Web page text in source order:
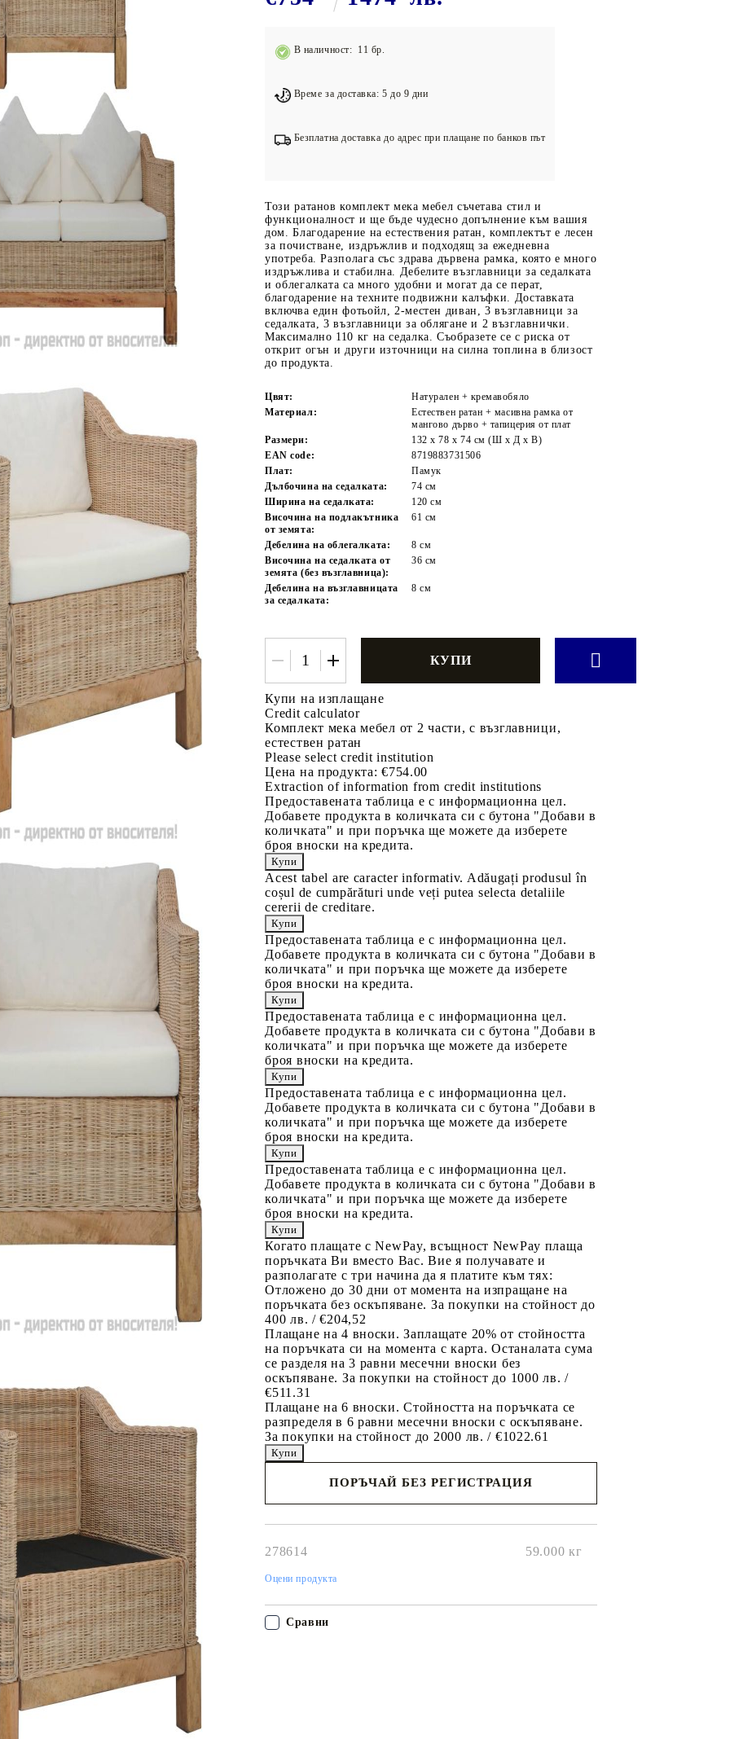
Подложки за фитнес уреди
Лостове за набиране
В наличност: 11 бр.
Време за доставка: 5 до 9 дни
Безплатна доставка до адрес при плащане по банков път
Този ратанов комплект мека мебел съчетава стил и
функционалност и ще бъде чудесно допълнение към вашия
дом. Благодарение на естествения ратан, комплектът е лесен
за почистване, издръжлив и подходящ за ежедневна
употреба. Разполага със здрава дървена рамка, която е много
издръжлива и стабилна. Дебелите възглавници за седалката
и облегалката са много удобни и могат да се перат,
благодарение на техните подвижни калъфки. Доставката
включва един фотьойл, 2-местен диван, 3 възглавници за
седалката, 3 възглавници за облягане и 2 възглавнички.
Максимално 110 кг на седалка. Съобразете се с риска от
открит огън и други източници на силна топлина в близост
до продукта.
Цвят:
Натурален + кремавобяло
Материал:
Естествен ратан + масивна рамка от
мангово дърво + тапицерия от плат
Размери:
132 x 78 x 74 см (Ш x Д x В)
EAN code:
8719883731506
Плат:
Памук
Дълбочина на седалката:
74 см
Ширина на седалката:
120 см
Височина на подлакътника
от земята:
61 см
Дебелина на облегалката:
8 см
Височина на седалката от
земята (без възглавница):
36 см
Дебелина на възглавницата
за седалката:
8 см
Купи на изплащане
Credit calculator
Комплект мека мебел от 2 части, с възглавници,
естествен ратан
Please select credit institution
Цена на продукта: €754.00
Extraction of information from credit institutions
Предоставената таблица е с информационна цел.
Добавете продукта в количката си с бутона "Добави в
количката" и при поръчка ще можете да изберете
броя вноски на кредита.
Acest tabel are caracter informativ. Adăugați produsul în
coșul de cumpărături unde veți putea selecta detaliile
cererii de creditare.
Предоставената таблица е с информационна цел.
Добавете продукта в количката си с бутона "Добави в
количката" и при поръчка ще можете да изберете
броя вноски на кредита.
Предоставената таблица е с информационна цел.
Добавете продукта в количката си с бутона "Добави в
количката" и при поръчка ще можете да изберете
броя вноски на кредита.
Предоставената таблица е с информационна цел.
Добавете продукта в количката си с бутона "Добави в
количката" и при поръчка ще можете да изберете
броя вноски на кредита.
Предоставената таблица е с информационна цел.
Добавете продукта в количката си с бутона "Добави в
количката" и при поръчка ще можете да изберете
броя вноски на кредита.
Когато плащате с NewPay, всъщност NewPay плаща
поръчката Ви вместо Вас. Вие я получавате и
разполагате с три начина да я платите към тях:
Отложено до 30 дни от момента на изпращане на
поръчката без оскъпяване. За покупки на стойност до
400 лв. / €204,52
Плащане на 4 вноски. Заплащате 20% от стойността
на поръчката си на момента с карта. Останалата сума
се разделя на 3 равни месечни вноски без
оскъпяване. За покупки на стойност до 1000 лв. /
€511.31
Плащане на 6 вноски. Стойността на поръчката се
разпределя в 6 равни месечни вноски с оскъпяване.
За покупки на стойност до 2000 лв. / €1022.61
ПОРЪЧАЙ БЕЗ РЕГИСТРАЦИЯ
278614 59.000 кг
Оцени продукта
Сравни